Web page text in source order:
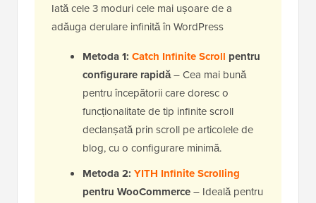
Iată cele 3 moduri cele mai ușoare de a
adăuga derulare infinită în WordPress
Metoda 1: Catch Infinite Scroll pentru
configurare rapidă– Cea mai bună
pentru începătorii care doresc o
funcționalitate de tip infinite scroll
declanșată prin scroll pe articolele de
blog, cu o configurare minimă.
Metoda 2: YITH Infinite Scrolling
pentru WooCommerce– Ideală pentru